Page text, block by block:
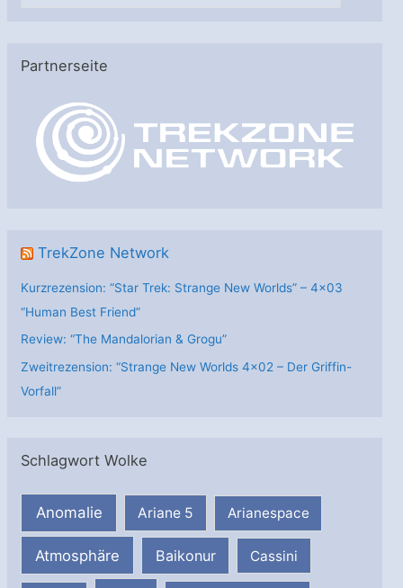
g
Partnerseite
TrekZone Network
Kurzrezension: “Star Trek: Strange New Worlds” – 4×03
“Human Best Friend”
Review: “The Mandalorian & Grogu”
Zweitrezension: “Strange New Worlds 4×02 – Der Griffin-
Vorfall”
Schlagwort Wolke
Anomalie Ariane 5 Arianespace
Atmosphäre Baikonur Cassini